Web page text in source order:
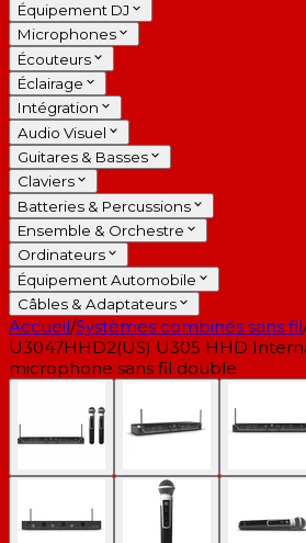
Équipement DJ
Microphones
Écouteurs
Éclairage
Intégration
Audio Visuel
Guitares & Basses
Claviers
Batteries & Percussions
Ensemble & Orchestre
Ordinateurs
Équipement Automobile
Câbles & Adaptateurs
Accueil/Systèmes combinés sans fil
U3047HHD2(US) U305 HHD
microphone sans fil double